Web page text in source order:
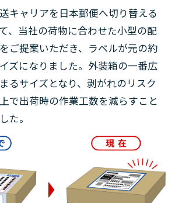
キャリアを日本郵便へ切り替える
、当社の荷物に合わせた小型の配
ご提案いただき、ラベルが元の約
ズになりました。外装箱の一番広
るサイズとなり、剥がれのリスク
で出荷時の作業工数を減らすこと
た。